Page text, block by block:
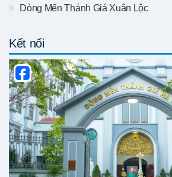
Dòng Mến Thánh Giá Xuân Lộc
Kết nối